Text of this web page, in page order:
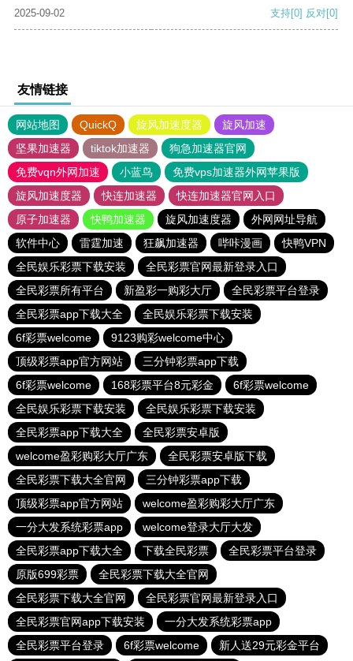
2025-09-02 支持[0] 反对[0]
友情链接
网站地图 QuickQ 旋风加速度器
旋风加速
坚果加速器
tiktok加速器
狗急加速器官网
免费vqn外网加速
小蓝鸟
免费vps加速器外网苹果版
旋风加速度器
快连加速器
快连加速器官网入口
原子加速器
快鸭加速器 旋风加速度器
外网网址导航
软件中心
雷霆加速 狂飙加速器 哔咔漫画
快鸭VPN
全民娱乐彩票下载安装
全民彩票官网最新登录入口
全民彩票所有平台
新盈彩一购彩大厅
全民彩票平台登录
全民彩票app下载大全
全民娱乐彩票下载安装
6f彩票welcome
9123购彩welcome中心
顶级彩票app官方网站
三分钟彩票app下载
6f彩票welcome
168彩票平台8元彩金
6f彩票welcome
全民娱乐彩票下载安装
全民娱乐彩票下载安装
全民彩票app下载大全
全民彩票安卓版
welcome盈彩购彩大厅广东
全民彩票安卓版下载
全民彩票下载大全官网
三分钟彩票app下载
顶级彩票app官方网站
welcome盈彩购彩大厅广东
一分大发系统彩票app
welcome登录大厅大发
全民彩票app下载大全
下载全民彩票
全民彩票平台登录
原版699彩票
全民彩票下载大全官网
全民彩票下载大全官网
全民彩票官网最新登录入口
全民彩票官网app下载安装
一分大发系统彩票app
全民彩票平台登录
6f彩票welcome 新人送29元彩金平台